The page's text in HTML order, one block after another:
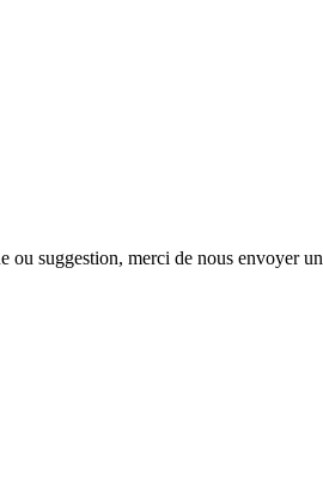
ou suggestion, merci de nous envoyer un